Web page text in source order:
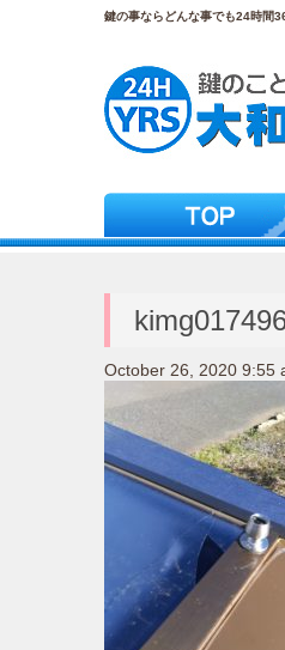
鍵の事ならどんな事でも24時間
October 26, 2020 9:55